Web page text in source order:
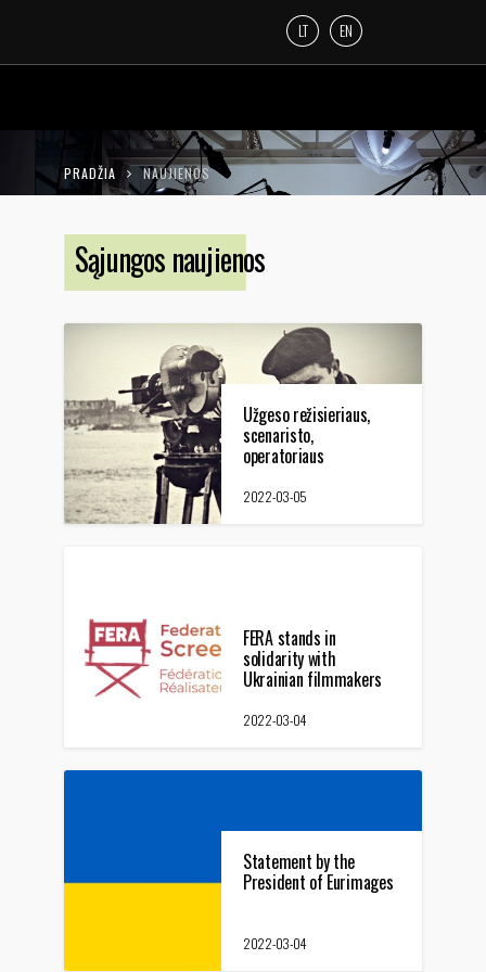
LT EN
PRADŽIA NAUJIENOS
Sąjungos naujienos
Užgeso režisieriaus,
scenaristo,
operatoriaus
gyvybė
2022-03-05
FERA stands in
solidarity with
Ukrainian filmmakers
people following
2022-03-04
Statement by the
President of Eurimages
2022-03-04